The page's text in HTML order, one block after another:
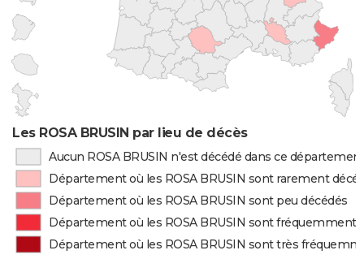
Les ROSA BRUSIN par lieu de décès
Aucun ROSA BRUSIN n'est décédé dans ce
Département où les ROSA BRUSIN sont rarement
Département où les ROSA BRUSIN sont peu décédés
Département où les ROSA BRUSIN sont fréquemment
Département où les ROSA BRUSIN sont très